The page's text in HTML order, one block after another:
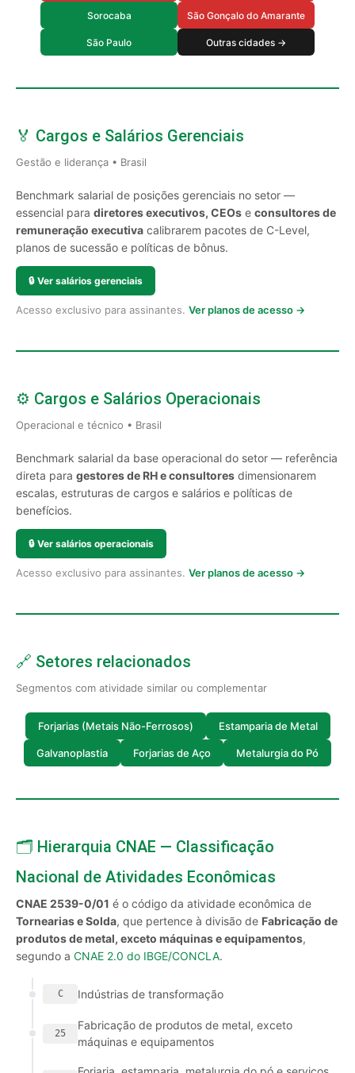
Sorocaba São Gonçalo do Amarante
São Paulo Outras cidades →
🏅 Cargos e Salários Gerenciais
Gestão e liderança • Brasil
Benchmark salarial de posições gerenciais no setor —
essencial para diretores executivos, CEOs e consultores de
remuneração executiva calibrarem pacotes de C-Level,
planos de sucessão e políticas de bônus.
🔒 Ver salários gerenciais
Acesso exclusivo para assinantes. Ver planos de acesso →
⚙️ Cargos e Salários Operacionais
Operacional e técnico • Brasil
Benchmark salarial da base operacional do setor — referência
direta para gestores de RH e consultores dimensionarem
escalas, estruturas de cargos e salários e políticas de
benefícios.
🔒 Ver salários operacionais
Acesso exclusivo para assinantes. Ver planos de acesso →
🔗 Setores relacionados
Segmentos com atividade similar ou complementar
Forjarias (Metais Não-Ferrosos) Estamparia de Metal
Galvanoplastia Forjarias de Aço Metalurgia do Pó
🗂️ Hierarquia CNAE — Classificação
Nacional de Atividades Econômicas
CNAE 2539-0/01 é o código da atividade econômica de
Tornearias e Solda, que pertence à divisão de Fabricação de
produtos de metal, exceto máquinas e equipamentos,
segundo a CNAE 2.0 do IBGE/CONCLA.
C Indústrias de transformação
25
Fabricação de produtos de metal, exceto
máquinas e equipamentos